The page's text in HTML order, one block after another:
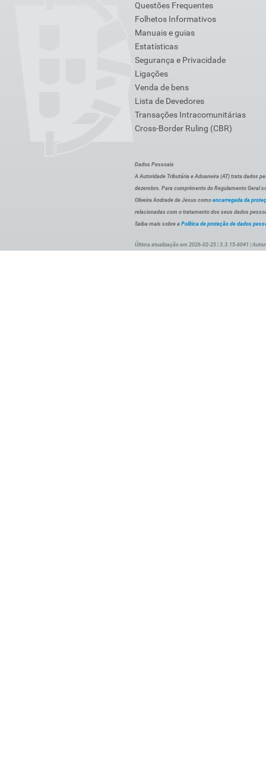
Questões Frequentes
Folhetos Informativos
Manuais e guias
Estatísticas
Segurança e Privacidade
Ligações
Venda de bens
Lista de Devedores
Transações Intracomunitárias
Cross-Border Ruling (CBR)
Dados Pessoais
A Autoridade Tributária e Aduaneira (AT) trata dados
dezembro. Para cumprimento do Regulamento Geral
Oliveira Andrade de Jesus como encarregada da
relacionadas com o tratamento dos seus dados
Saiba mais sobre a Política de proteção de dados
Última atualização em 2026-02-25 | 3.3.15-6041 |